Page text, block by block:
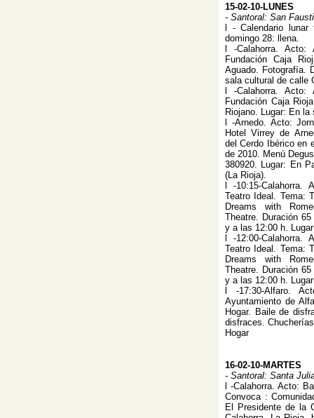
15-02-10-LUNES
- Santoral: San
l - Calendario
domingo 28: llena.
l -Calahorra.
Fundación Caja
Aguado. Fotografía.
sala cultural de calle
l -Calahorra.
Fundación Caja
Riojano. Lugar: En
l -Arnedo. Acto:
Hotel Virrey de
del Cerdo Ibérico en
de 2010. Menú
380920. Lugar: En
(La Rioja).
l -10:15-
Teatro Ideal. Tema:
Dreams with
Theatre. Duración
y a las 12:00 h.
l -12:00-
Teatro Ideal. Tema:
Dreams with
Theatre. Duración
y a las 12:00 h.
l -17:30-Alfaro.
Ayuntamiento de
Hogar. Baile de
disfraces.
Hogar
16-02-10-MARTES
- Santoral: Santa
l -Calahorra. Acto:
Convoca :
El Presidente de la